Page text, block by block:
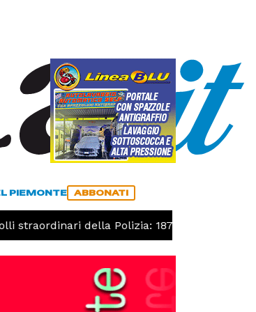
PIEMONTE ABBONATI
della Polizia: 187 persone